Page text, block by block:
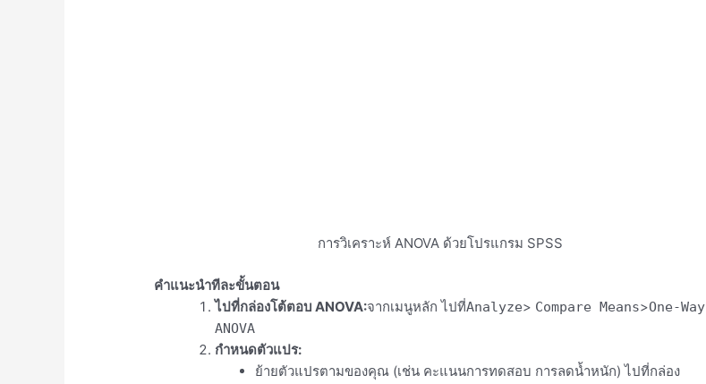
การวิเคราะห์ ANOVA ด้วยโปรแกรม SPSS
คำแนะนำทีละขั้นตอน
ไปที่กล่องโต้ตอบ ANOVA:จากเมนูหลัก ไปที่Analyze> Compare Means>One-Way
ANOVA
กำหนดตัวแปร:
ย้ายตัวแปรตามของคุณ (เช่น คะแนนการทดสอบ การลดน้ำหนัก) ไปที่กล่อง